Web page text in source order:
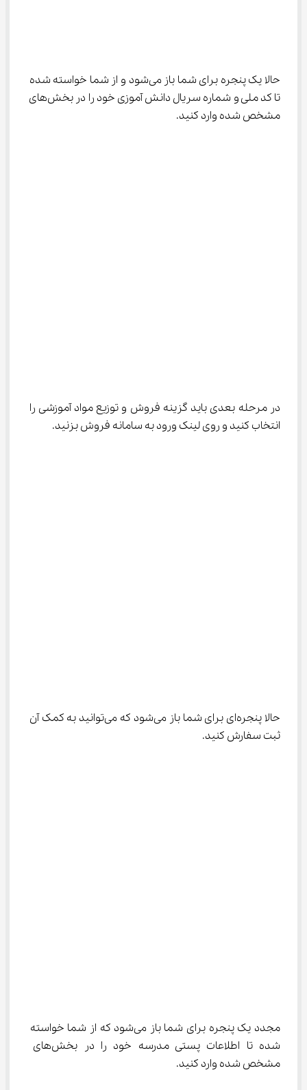
حالا یک پنجره برای شما باز می‌شود و از شما خواسته شده
تا کد ملی و شماره سریال دانش آموزی خود را در بخش‌های
مشخص شده وارد کنید.
در مرحله بعدی باید گزینه فروش و توزیع مواد آموزشی را
انتخاب کنید و روی لینک ورود به سامانه فروش بزنید.
حالا پنجره‌ای برای شما باز می‌شود که می‌توانید به کمک آن
ثبت سفارش کنید.
مجدد یک پنجره برای شما باز می‌شود که از شما خواسته
شده تا اطلاعات پستی مدرسه خود را در بخش‌های
مشخص شده وارد کنید.